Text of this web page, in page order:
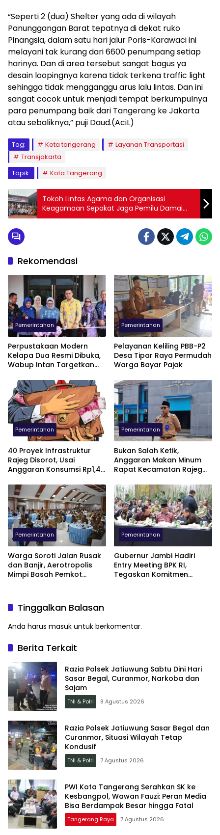
“Seperti 2 (dua) Shelter yang ada di wilayah
Panunggangan Barat tepatnya di dekat ruko
Pinangsia, dalam satu hari jalur Poris-Karawaci ini
melayani tak kurang dari 6600 penumpang setiap
harinya. Dan di area tersebut sangat bagus ya
desain loopingnya karena tidak terkena traffic light
sehingga tidak mengganggu arus lalu lintas. Dan ini
sangat cocok untuk menjadi tempat berkumpulnya
para penumpang baik dari Tangerang ke Jakarta
atau sebaliknya,” puji Daud.(AciL)
Tag: Kota tangerang
Layanan Transportasi
Transjakarta
Topik:
Kota Tangerang
Tokoh Lintas Agama dan Organisasi
Keagamaan Sepakat Jaga Pemilu Damai
2024 di Kota Tangerang
Rekomendasi
Pemerintahan
Perpustakaan Modern
Kelapa Dua Resmi Dibuka,
Wabup Intan Targetkan
Pemerintahan
Pelayanan Keliling PBB-P2
Desa Tipar Raya Permudah
Warga Bayar Pajak
Pemerintahan
40 Proyek Infrastruktur
Rajeg Disorot, Usai
Anggaran Konsumsi Rp1,49
Pemerintahan
Bukan Salah Ketik,
Anggaran Makan Minum
Rapat Kecamatan Rajeg
Pemerintahan
Warga Soroti Jalan Rusak
dan Banjir, Aerotropolis
Mimpi Basah Pemkot
Pemerintahan
Gubernur Jambi Hadiri
Entry Meeting BPK RI,
Tegaskan Komitmen
Tinggalkan Balasan
Anda harus masuk untuk berkomentar.
Berita Terkait
Razia Polsek Jatiuwung Sabtu Dini Hari
Sasar Begal, Curanmor, Narkoba dan
Sajam
TNI & Polri 8 Agustus 2026
Razia Polsek Jatiuwung Sasar Begal dan
Curanmor, Situasi Wilayah Tetap
Kondusif
TNI & Polri 7 Agustus 2026
PWI Kota Tangerang Serahkan SK ke
Kesbangpol, Wawan Fauzi: Peran Media
Bisa Berdampak Besar hingga Fatal
Tangerang Raya 7 Agustus 2026